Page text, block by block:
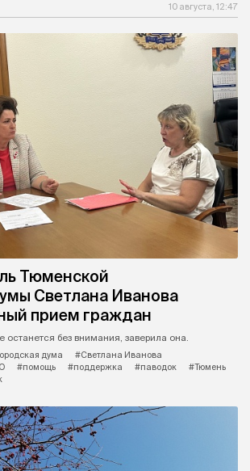
10 августа, 12:47
Тюменской
Светлана Иванова
прием граждан
без внимания, заверила она.
дума
#Светлана Иванова
#помощь #поддержка #паводок
#Тюмень